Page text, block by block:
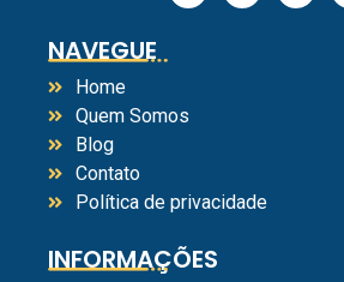
NAVEGUE
Home
Quem Somos
Blog
Contato
Política de privacidade
INFORMAÇÕES